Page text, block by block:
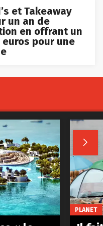
et Takeaway
un an de
en offrant un
euros pour une

PLANET